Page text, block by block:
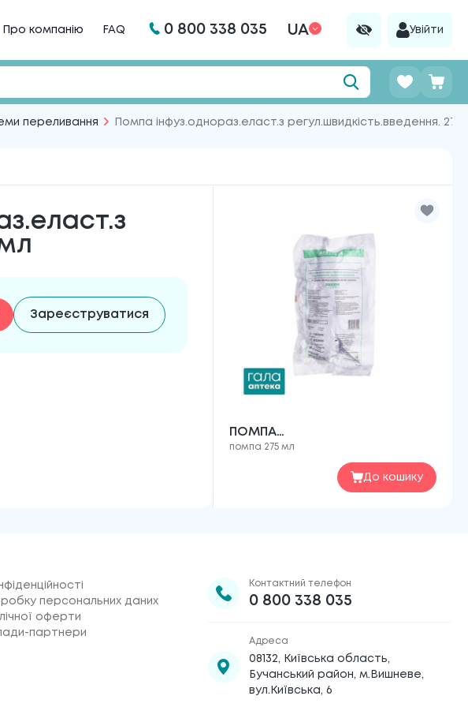
Про компанію FAQ 0 800 338 035 UA Увійти
переливання Помпа інфуз.однораз.еласт.з регул.швидкість.введення. 275
Зареєструватися
ПОМПА
ІНФУЗ.ОДНОРАЗ.ЕЛАСТ.З
РЕГУЛ.ШВИДКІСТЬ.ВВЕДЕННЯ.
помпа 275 мл
До кошику
персональних даних
оферти
партнери
Контактний телефон
0 800 338 035
Адреса
08132, Київська область,
Бучанський район, м.Вишневе,
вул.Київська, 6